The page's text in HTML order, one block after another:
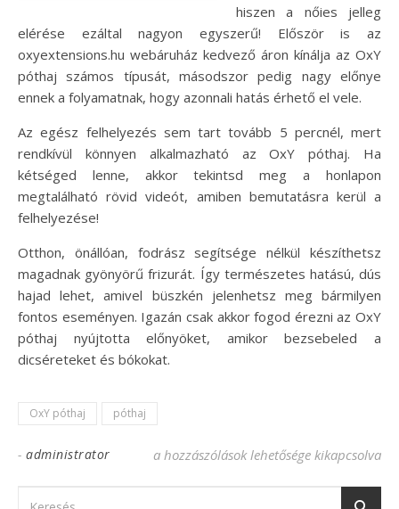
hiszen a nőies jelleg
elérése ezáltal nagyon egyszerű! Először is az
oxyextensions.hu webáruház kedvező áron kínálja az OxY
póthaj számos típusát, másodszor pedig nagy előnye
ennek a folyamatnak, hogy azonnali hatás érhető el vele.
Az egész felhelyezés sem tart tovább 5 percnél, mert
rendkívül könnyen alkalmazható az OxY póthaj. Ha
kétséged lenne, akkor tekintsd meg a honlapon
megtalálható rövid videót, amiben bemutatásra kerül a
felhelyezése!
Otthon, önállóan, fodrász segítsége nélkül készíthetsz
magadnak gyönyörű frizurát. Így természetes hatású, dús
hajad lehet, amivel büszkén jelenhetsz meg bármilyen
fontos eseményen. Igazán csak akkor fogod érezni az OxY
póthaj nyújtotta előnyöket, amikor bezsebeled a
dicséreteket és bókokat.
OxY póthaj póthaj
- administrator Az OxY póthaj változatos megjelenést
a hozzászólások lehetősége kikapcsolva